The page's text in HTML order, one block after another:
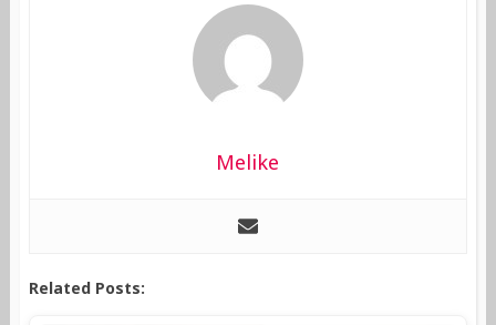
Melike
Related Posts: